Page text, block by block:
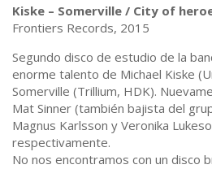
Kiske – Somerville / City of
Frontiers Records, 2015
Segundo disco de estudio de la
enorme talento de Michael Kiske
Somerville (Trillium, HDK).
Mat Sinner (también bajista del
Magnus Karlsson y Veronika
respectivamente.
No nos encontramos con un disco